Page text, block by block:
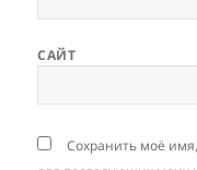
САЙТ
Сохранить моё